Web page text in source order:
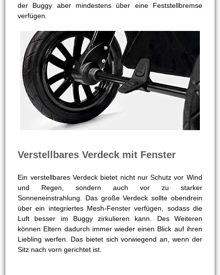
der Buggy aber mindestens über eine Feststellbremse
verfügen.
Verstellbares Verdeck mit Fenster
Ein verstellbares Verdeck bietet nicht nur Schutz vor Wind
und Regen, sondern auch vor zu starker
Sonneneinstrahlung. Das große Verdeck sollte obendrein
über ein integriertes Mesh-Fenster verfügen, sodass die
Luft besser im Buggy zirkulieren kann. Des Weiteren
können Eltern dadurch immer wieder einen Blick auf ihren
Liebling werfen. Das bietet sich vorwiegend an, wenn der
Sitz nach vorn gerichtet ist.